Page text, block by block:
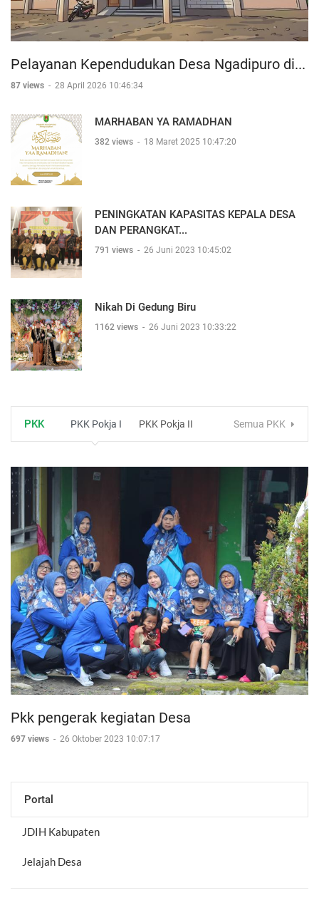
Pelayanan Kependudukan Desa Ngadipuro di...
87 views - 28 April 2026 10:46:34
MARHABAN YA RAMADHAN
382 views - 18 Maret 2025 10:47:20
PENINGKATAN KAPASITAS KEPALA DESA
DAN PERANGKAT...
791 views - 26 Juni 2023 10:45:02
Nikah Di Gedung Biru
1162 views - 26 Juni 2023 10:33:22
PKK PKK Pokja I PKK Pokja II Semua PKK
Pkk pengerak kegiatan Desa
697 views - 26 Oktober 2023 10:07:17
Portal
JDIH Kabupaten
Jelajah Desa